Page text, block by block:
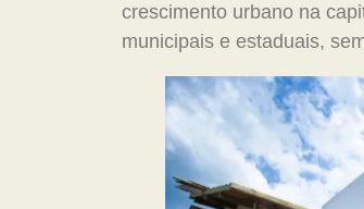
crescimento urbano na
municipais e estaduais,